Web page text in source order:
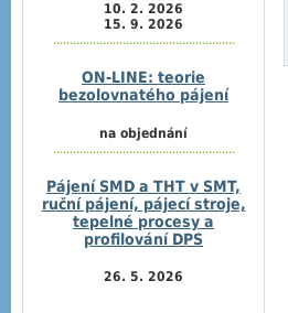
10. 2. 2026
15. 9. 2026
.......................................................
ON-LINE: teorie
bezolovnatého pájení
na objednání
.......................................................
Pájení SMD a THT v SMT,
ruční pájení, pájecí stroje,
tepelné procesy a
profilování DPS
26. 5. 2026